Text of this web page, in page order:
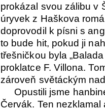
prokázal svou zálibu v
úryvek z Haškova
doprovodil k písni s
to bude hit, pokud ji
třešničkou byla
proklatce F. Villona.
zároveň světáckým
Opustili jsme
Červák. Ten